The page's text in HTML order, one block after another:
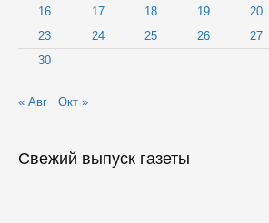
16
17 18 19 20
23
24 25 26 27
30
« Авг Окт »
Свежий выпуск газеты